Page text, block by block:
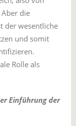
die
der wesentliche
und somit
Rolle als
Einführung der